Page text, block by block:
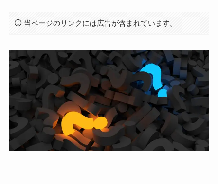
当ページのリンクには広告が含まれています。